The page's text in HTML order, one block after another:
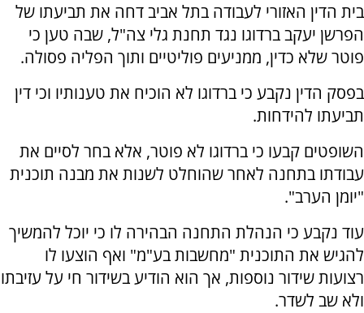
בית הדין האזורי לעבודה בתל אביב דחה את תביעתו של
הפרשן יעקב ברדוגו נגד תחנת גלי צה"ל, שבה טען כי
פוטר שלא כדין, ממניעים פוליטיים ותוך הפליה פסולה.
בפסק הדין נקבע כי ברדוגו לא הוכיח את טענותיו וכי דין
תביעתו להידחות.
השופטים קבעו כי ברדוגו לא פוטר, אלא בחר לסיים את
עבודתו בתחנה לאחר שהוחלט לשנות את מבנה תוכנית
"יומן הערב".
עוד נקבע כי הנהלת התחנה הבהירה לו כי יוכל להמשיך
להגיש את התוכנית "מחשבות בע"מ" ואף הוצעו לו
רצועות שידור נוספות, אך הוא הודיע בשידור חי על עזיבתו
ולא שב לשדר.